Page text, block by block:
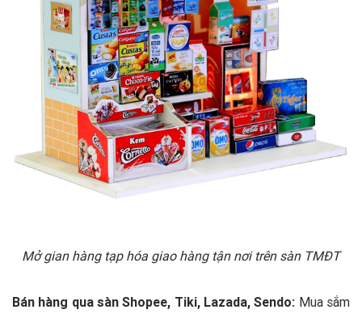
Mở gian hàng tạp hóa giao hàng tận nơi trên sàn TMĐT
Bán hàng qua sàn Shopee, Tiki, Lazada, Sendo: Mua sắm